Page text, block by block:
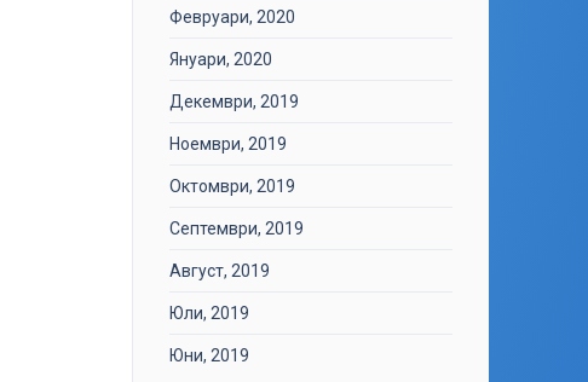
Февруари, 2020
Януари, 2020
Декември, 2019
Ноември, 2019
Октомври, 2019
Септември, 2019
Август, 2019
Юли, 2019
Юни, 2019